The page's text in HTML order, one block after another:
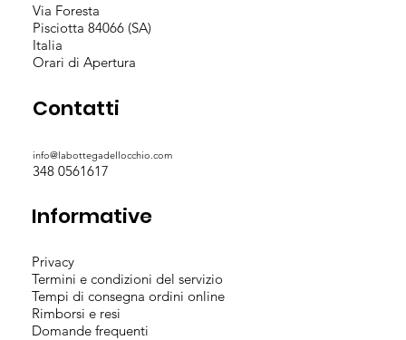
Via Foresta
Pisciotta 84066 (SA)
Italia
Orari di Apertura
Contatti
info@labottegadellocchio.com
348 0561617
Informative
Privacy
Termini e condizioni del servizio
Tempi di consegna ordini online
Rimborsi e resi
Domande frequenti